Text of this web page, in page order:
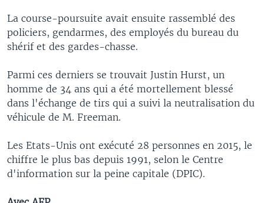
La course-poursuite avait ensuite rassemblé des
policiers, gendarmes, des employés du bureau du
shérif et des gardes-chasse.
Parmi ces derniers se trouvait Justin Hurst, un
homme de 34 ans qui a été mortellement blessé
dans l'échange de tirs qui a suivi la neutralisation du
véhicule de M. Freeman.
Les Etats-Unis ont exécuté 28 personnes en 2015, le
chiffre le plus bas depuis 1991, selon le Centre
d'information sur la peine capitale (DPIC).